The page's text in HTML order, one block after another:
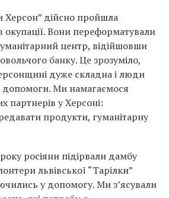
Херсон” дійсно пройшла
окупації. Вони переформатували
центр, відійшовши
банку. Це зрозуміло,
дуже складна і люди
допомоги. Ми намагаємося
партнерів у Херсоні:
продукти, гуманітарну
росіяни підірвали дамбу
львівської “Тарілки”
у допомогу. Ми з’ясували